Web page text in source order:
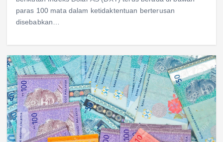
paras 100 mata dalam ketidaktentuan berterusan
disebabkan…